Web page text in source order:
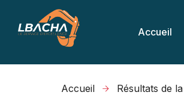
Accueil
Accueil Résultats de